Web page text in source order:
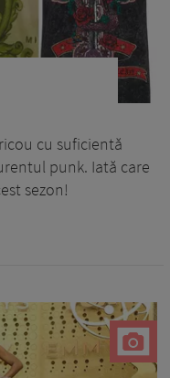
cu suficientă
punk. Iată care
sezon!